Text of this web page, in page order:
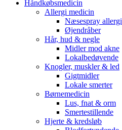
Håndkøbsmedicin
Allergi medicin
Næsespray allergi
Øjendråber
Hår, hud & negle
Midler mod akne
Lokalbedøvende
Knogler, muskler & led
Gigtmidler
Lokale smerter
Børnemedicin
Lus, fnat & orm
Smertestillende
Hjerte & kredsløb